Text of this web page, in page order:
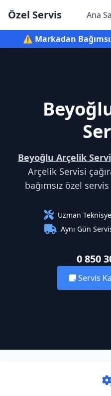
Özel Servis Ana
⚠️ Markadan
Beyoğlu Arçelik
Arçelik Servisi
bağımsız özel
Uzman
Aynı Gün
0 850
Servis